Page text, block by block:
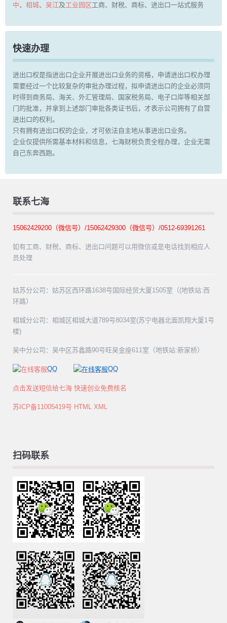
中、 相城、 吴江及工业园区工商、财税、商标、进出口一站式服务
快速办理
进出口权是指进出口企业开展进出口业务的资格，申请进出口权办理
需要经过一个比较复杂的审批办理过程，拟申请进出口的企业必须同
时得到商务局、海关、外汇管理局、国家税务局、电子口岸等相关部
门的批准，并拿到上述部门审批各类证书后，才表示公司拥有了自营
进出口的权利。
只有拥有进出口权的企业，才可依法自主地从事进出口业务。
企业仅提供所需基本材料和信息，七海财税负责全程办理，企业无需
自己东奔西跑。
联系七海
15062429200（微信号）/15062429300（微信号）/0512-69391261
如有工商、财税、商标、进出口问题可以用微信或是电话找到相应人
员处理
姑苏分公司：姑苏区西环路1638号国际经贸大厦1505室（(地铁站:西
环路）
相城分公司：相城区相城大道789号8034室(苏宁电器北面凯翔大厦1号
楼)
吴中分公司：吴中区苏蠡路90号旺吴金座611室（地铁站:新家桥）
QQ QQ
点击发送短信给七海 快速创业免费核名
苏ICP备11005419号 HTML XML
扫码联系